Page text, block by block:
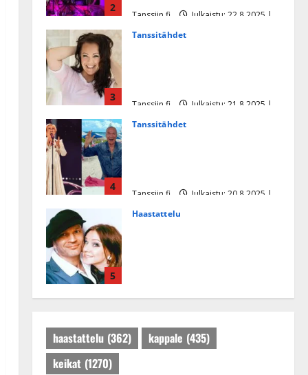
2
Tanssiin.fi
Julkaistu: 22.8.2025 |
3
Tanssitähdet
Tanssiin.fi
Julkaistu: 21.8.2025 |
4
Tanssitähdet
Tanssiin.fi
Julkaistu: 20.8.2025 |
5
Haastattelu
Tanssiin.fi
Julkaistu: 27.4.2025 |
haastattelu (362) kappale (435)
keikat (1270)